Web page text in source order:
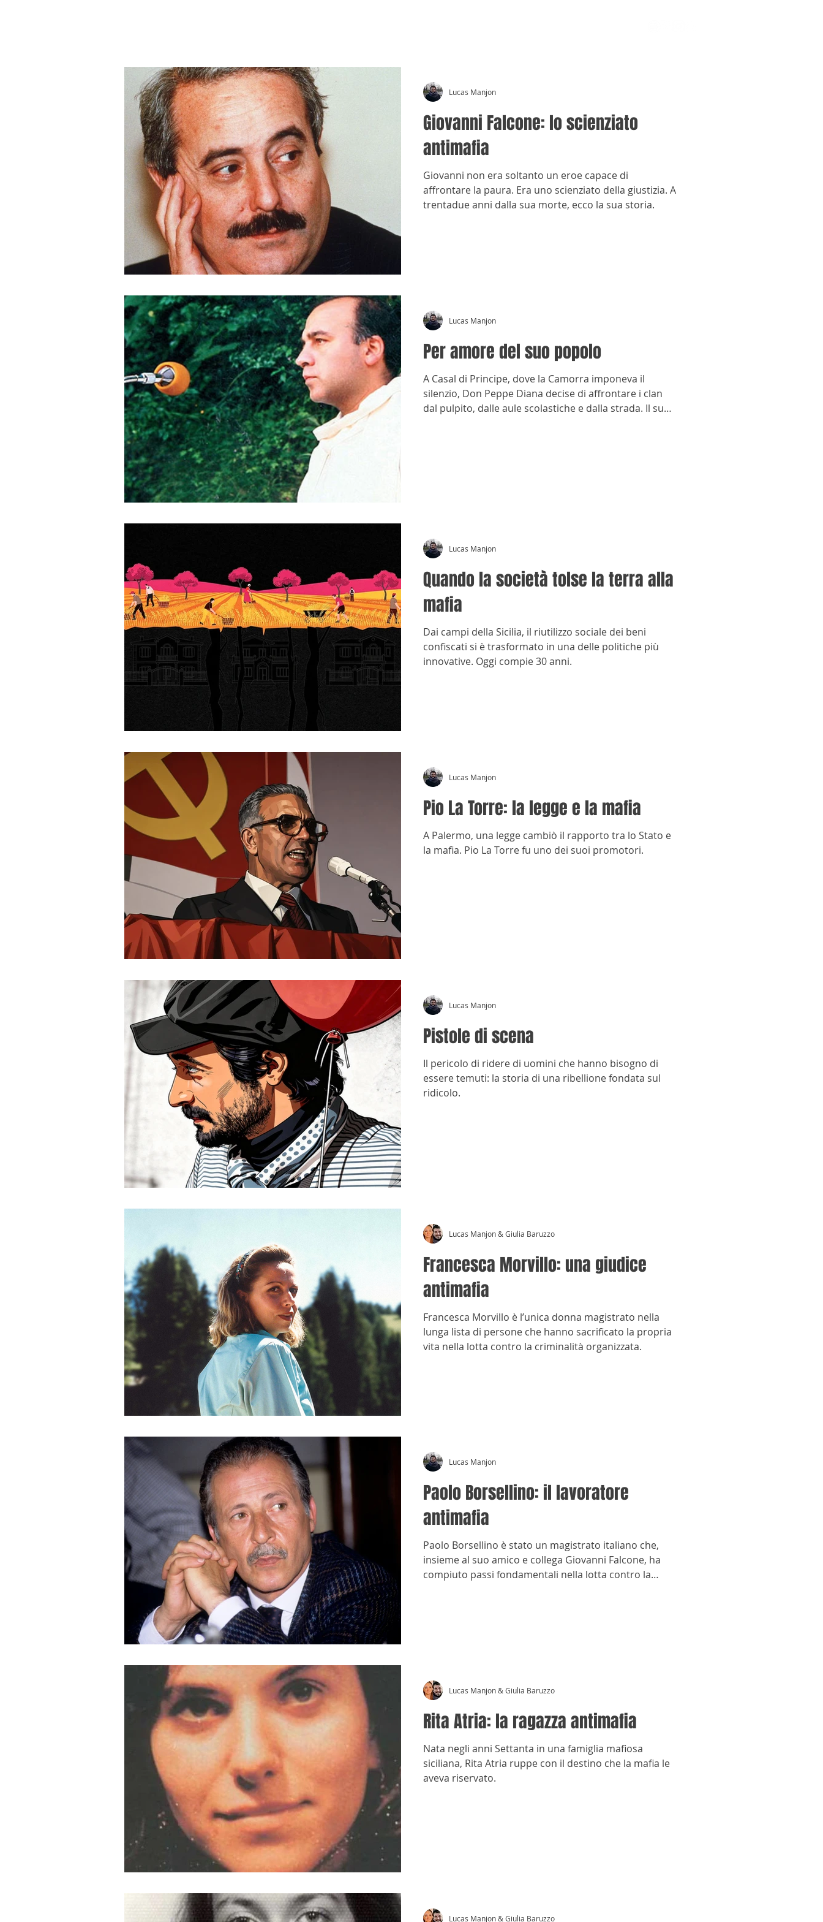
Giovanni Falcone: lo scienziato
antimafia
Giovanni non era soltanto un eroe capace di
affrontare la paura. Era uno scienziato della giustizia. A
trentadue anni dalla sua morte, ecco la sua storia.
Lucas Manjon
Per amore del suo popolo
A Casal di Principe, dove la Camorra imponeva il
silenzio, Don Peppe Diana decise di affrontare i clan
dal pulpito, dalle aule scolastiche e dalla strada. Il suo
Lucas Manjon
Quando la società tolse la terra alla
mafia
Dai campi della Sicilia, il riutilizzo sociale dei beni
confiscati si è trasformato in una delle politiche più
innovative. Oggi compie 30 anni.
Lucas Manjon
Pio La Torre: la legge e la mafia
A Palermo, una legge cambiò il rapporto tra lo Stato e
la mafia. Pio La Torre fu uno dei suoi promotori.
Lucas Manjon
Pistole di scena
Il pericolo di ridere di uomini che hanno bisogno di
essere temuti: la storia di una ribellione fondata sul
ridicolo.
Lucas Manjon
Francesca Morvillo: una giudice
antimafia
Francesca Morvillo è l’unica donna magistrato nella
lunga lista di persone che hanno sacrificato la propria
vita nella lotta contro la criminalità organizzata.
Lucas Manjon & Giulia Baruzzo
Paolo Borsellino: il lavoratore
antimafia
Paolo Borsellino è stato un magistrato italiano che,
insieme al suo amico e collega Giovanni Falcone, ha
compiuto passi fondamentali nella lotta contro la
Lucas Manjon
Rita Atria: la ragazza antimafia
Nata negli anni Settanta in una famiglia mafiosa
siciliana, Rita Atria ruppe con il destino che la mafia le
aveva riservato.
Lucas Manjon & Giulia Baruzzo
Lucas Manjon & Giulia Baruzzo